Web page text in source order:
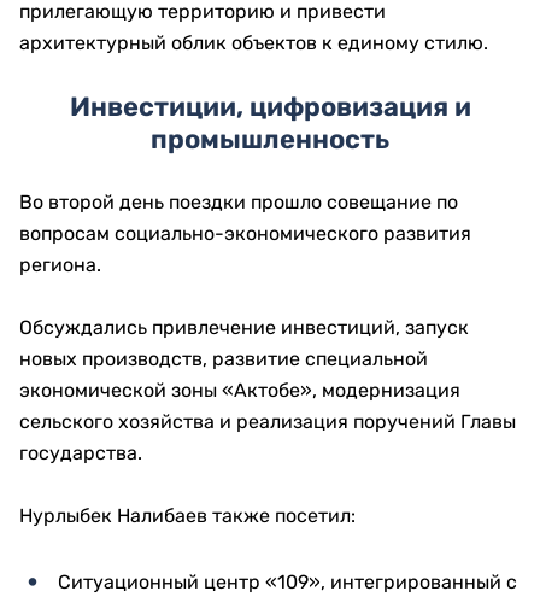
прилегающую территорию и привести
архитектурный облик объектов к единому стилю.
Инвестиции, цифровизация и
промышленность
Во второй день поездки прошло совещание по
вопросам социально-экономического развития
региона.
Обсуждались привлечение инвестиций, запуск
новых производств, развитие специальной
экономической зоны «Актобе», модернизация
сельского хозяйства и реализация поручений Главы
государства.
Нурлыбек Налибаев также посетил:
Ситуационный центр «109», интегрированный с